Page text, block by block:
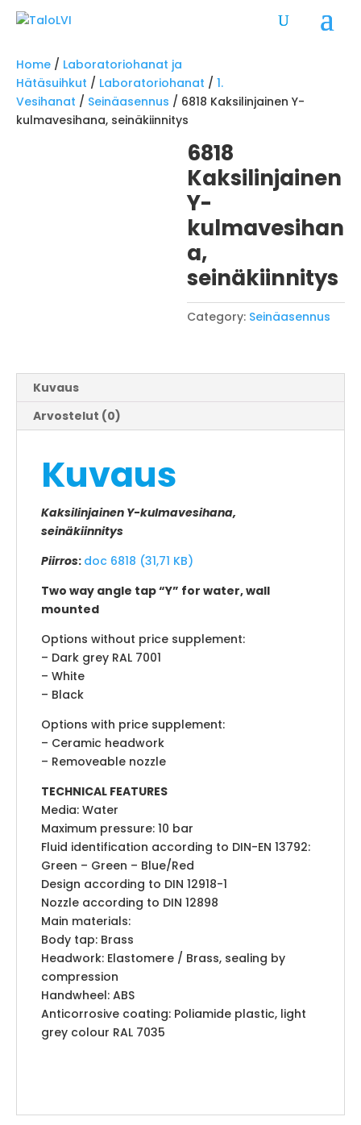
Home / Laboratoriohanat ja
Hätäsuihkut / Laboratoriohanat / 1.
Vesihanat / Seinäasennus / 6818 Kaksilinjainen Y-
kulmavesihana, seinäkiinnitys
6818
Kaksilinjainen
Y-
kulmavesihan
a,
seinäkiinnitys
Category: Seinäasennus
Kuvaus
Arvostelut (0)
Kuvaus
Kaksilinjainen Y-kulmavesihana,
seinäkiinnitys
Piirros: doc 6818 (31,71 KB)
Two way angle tap “Y” for water, wall
mounted
Options without price supplement:
– Dark grey RAL 7001
– White
– Black
Options with price supplement:
– Ceramic headwork
– Removeable nozzle
TECHNICAL FEATURES
Media: Water
Maximum pressure: 10 bar
Fluid identification according to DIN-EN 13792:
Green – Green – Blue/Red
Design according to DIN 12918-1
Nozzle according to DIN 12898
Main materials:
Body tap: Brass
Headwork: Elastomere / Brass, sealing by
compression
Handwheel: ABS
Anticorrosive coating: Poliamide plastic, light
grey colour RAL 7035